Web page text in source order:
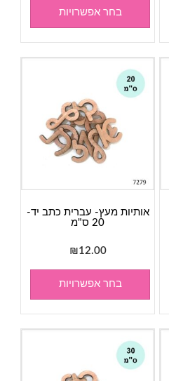
בחר אפשרויות
אותיות מעץ- עברית כתב יד-
20 ס"מ
₪12.00
בחר אפשרויות